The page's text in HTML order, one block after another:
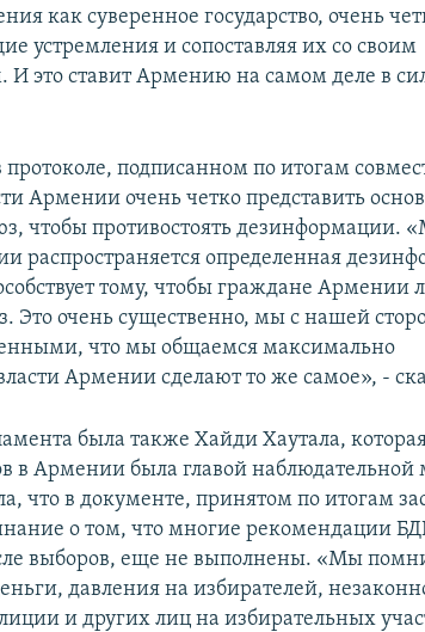
как суверенное государство, очень
устремления и сопоставляя их со своим
это ставит Армению на самом деле в
подписанном по итогам
Армении очень четко представить
чтобы противостоять дезинформации.
распространяется определенная
тому, чтобы граждане Армении
Это очень существенно, мы с нашей
что мы общаемся максимально
Армении сделают то же самое», -
была также Хайди Хаутала,
в Армении была главой наблюдательной
что в документе, принятом по итогам
о том, что многие рекомендации
выборов, еще не выполнены. «Мы
давления на избирателей,
и других лиц на избирательных